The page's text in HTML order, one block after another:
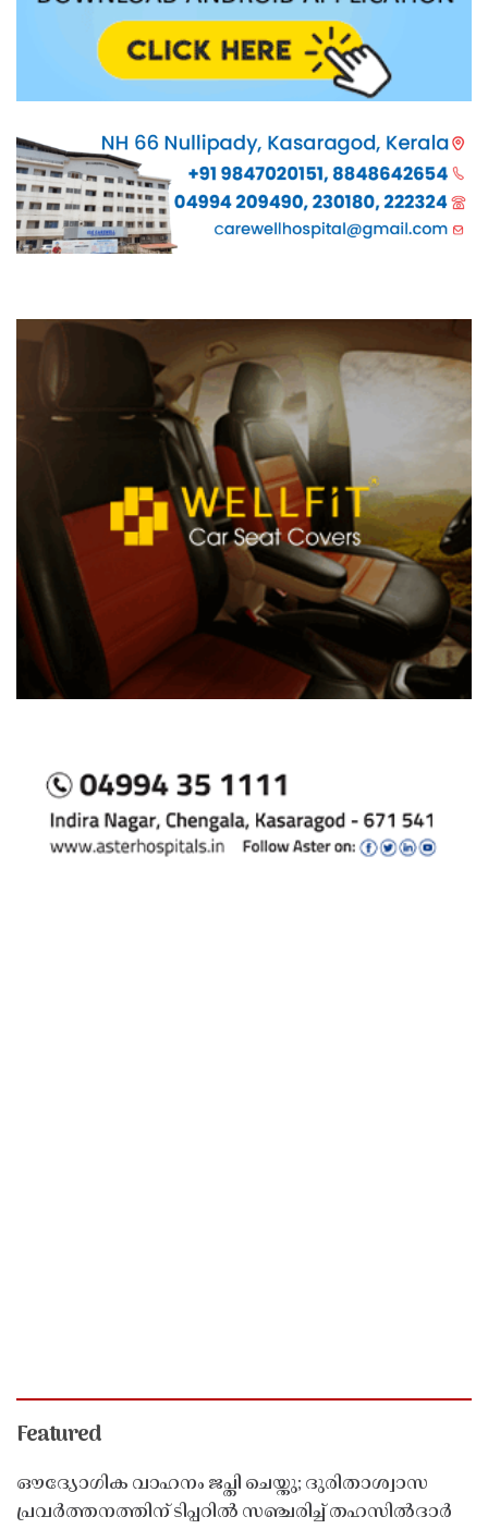
Featured
ഔദ്യോഗിക വാഹനം ജപ്തി ചെയ്തു; ദുരിതാശ്വാസ
പ്രവർത്തനത്തിന് ടിപ്പറിൽ സഞ്ചരിച്ച് തഹസിൽദാർ